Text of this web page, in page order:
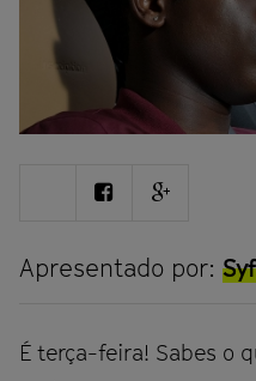
ShareShare Share
plus
Apresentado por:
É terça-feira! Sabes o